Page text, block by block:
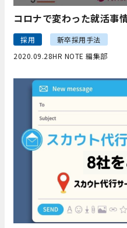
コロナで変わった就活事
採用
新卒採用手法
2020.09.28HR NOTE 編集部